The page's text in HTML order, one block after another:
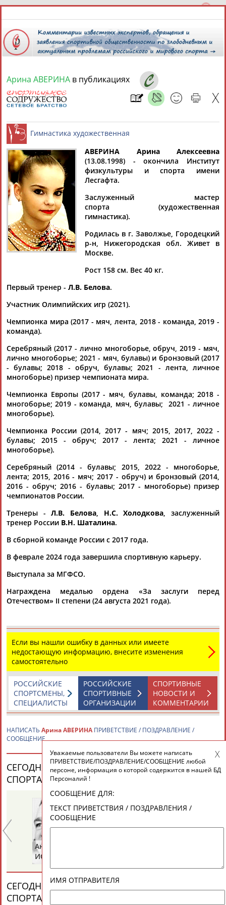
6 августа 2026 года,
СПОРТСМЕНЫ, ТРЕНЕРЫ И СПЕЦИАЛИСТЫ
Найдено: 13181персон Расширенный поиск
Аслаудин
АБАЕВ
Елена
АБАИМОВА
Мария
АБАКУМОВА
Юлия
Тамилла
Рамазан
Флюра
БУЛАТОВА
Каримжан
АБДРАХМАНОВ
Аделя
АБДРАХМАНОВА
Андрей
АБДУВАЛИЕВ
АБДУЛАЕВ
АБДУЛАЕВ
АБДУЛАЗИЗОВАБДУЛБЕКОВ
Камалудин
АБДУЛДАУДОВ
Абдула
АБДУЛЖАЛИЛОВ
Магомед
АБДУЛКАГИРОВ
Назир
АБДУЛЛАЕВ
24 персон из 13181
ЕЩЁ ПЕРСОНЫ
ТАБЛО АКТИВНОСТИ
ЦЕЛИ ПРОЕКТА КОНТАКТЫ
Вопросы сотрудничества и совместной деятельности
© Стадион, 1998-2026
Адресов в новостной рассылке: 996
Арина АВЕРИНА в публикациях
Гимнастика художественная
АВЕРИНА Арина Алексеевна
(13.08.1998) - окончила Институт
физкультуры и спорта имени
Лесгафта.
Заслуженный мастер
спорта (художественная
гимнастика).
Родилась в г. Заволжье, Городецкий
р-н, Нижегородская обл. Живет в
Москве.
Рост 158 см. Вес 40 кг.
Первый тренер - Л.В. Белова.
Участник Олимпийских игр (2021).
Чемпионка мира (2017 - мяч, лента, 2018 - команда, 2019 -
команда).
Серебряный (2017 - лично многоборье, обруч, 2019 - мяч,
лично многоборье; 2021 - мяч, булавы) и бронзовый (2017
- булавы; 2018 - обруч, булавы; 2021 - лента, личное
многоборье) призер чемпионата мира.
Чемпионка Европы (2017 - мяч, булавы, команда; 2018 -
многоборье; 2019 - команда, мяч, булавы; 2021 - личное
многоборье).
Чемпионка России (2014, 2017 - мяч; 2015, 2017, 2022 -
булавы; 2015 - обруч; 2017 - лента; 2021 - личное
многоборье).
Серебряный (2014 - булавы; 2015, 2022 - многоборье,
лента; 2015, 2016 - мяч; 2017 - обруч) и бронзовый (2014,
2016 - обруч; 2016 - булавы; 2017 - многоборье) призер
чемпионатов России.
Тренеры -Л.В. Белова, Н.С. Холодкова, заслуженный
тренер России В.Н. Шаталина.
В сборной команде России с 2017 года.
В феврале 2024 года завершила спортивную карьеру.
Выступала за МГФСО.
Награждена медалью ордена «За заслуги перед
Отечеством» II степени (24 августа 2021 года).
Если вы нашли ошибку в данных или имеете
недостающую информацию, внесите изменения
самостоятельно
СПОРТИВНЫЕ
НОВОСТИ И
КОММЕНТАРИИ
РОССИЙСКИЕ
СПОРТИВНЫЕ
ОРГАНИЗАЦИИ
РОССИЙСКИЕ
СПОРТСМЕНЫ,
СПЕЦИАЛИСТЫ
НАПИСАТЬ Арина АВЕРИНА ПРИВЕТСТВИЕ / ПОЗДРАВЛЕНИЕ /
СООБЩЕНИЕ
СЕГОДНЯ ДЕНЬ РОЖДЕНИЯ У ПЕРСОН ИЗ МИРА
СПОРТА (35 ПЕРСОНАЛИЙ)
Анатолий
ИОНОВ
СЕГОДНЯ ДЕНЬ ПАМЯТИ У ПЕРСОН ИЗ МИРА
СПОРТА (4 ПЕРСОНАЛИЙ)
Уважаемые пользователи Вы можете написать
ПРИВЕТСТВИЕ/ПОЗДРАВЛЕНИЕ/СООБЩЕНИЕ любой
персоне, информация о которой содержится в нашей БД
Персоналий !
СООБЩЕНИЕ ДЛЯ:
ТЕКСТ ПРИВЕТСТВИЯ / ПОЗДРАВЛЕНИЯ /
СООБЩЕНИЕ
ИМЯ ОТПРАВИТЕЛЯ